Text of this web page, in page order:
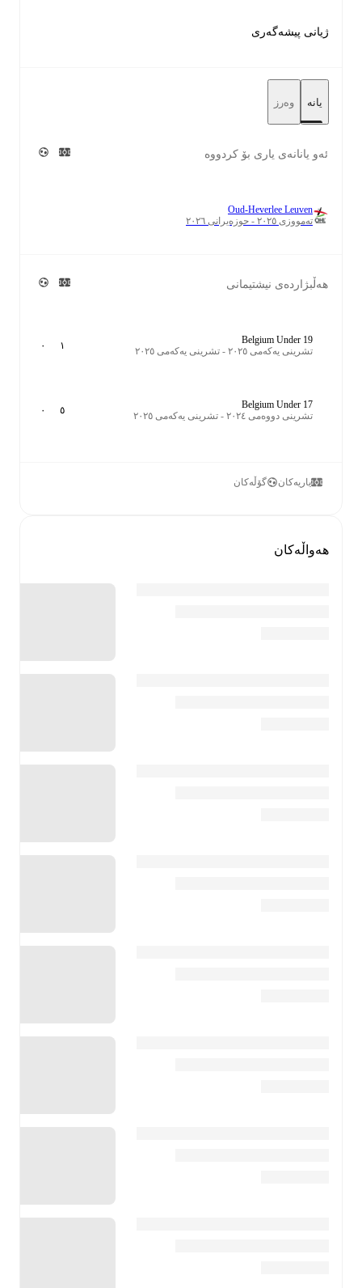
ژیانی پیشەگەری
وەرز
ئەو یانانەی یاری بۆ کردووە
Oud-Heverlee Leuven
تەمووزی ٢٠٢٥ - حوزەیرانی ٢٠٢٦
هەڵبژاردەی نیشتیمانی
Belgium Under 19
تشرینی یەکەمی ٢٠٢٥ - تشرینی یەکەمی ٢٠٢٥
٠
Belgium Under 17
تشرینی دووەمی ٢٠٢٤ - تشرینی یەکەمی ٢٠٢٥
٠
یاریەکان گۆڵەکان
هەواڵەکان